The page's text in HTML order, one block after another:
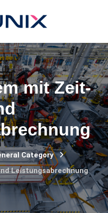
mit Zeit-
Category
Leistungsabrechnung